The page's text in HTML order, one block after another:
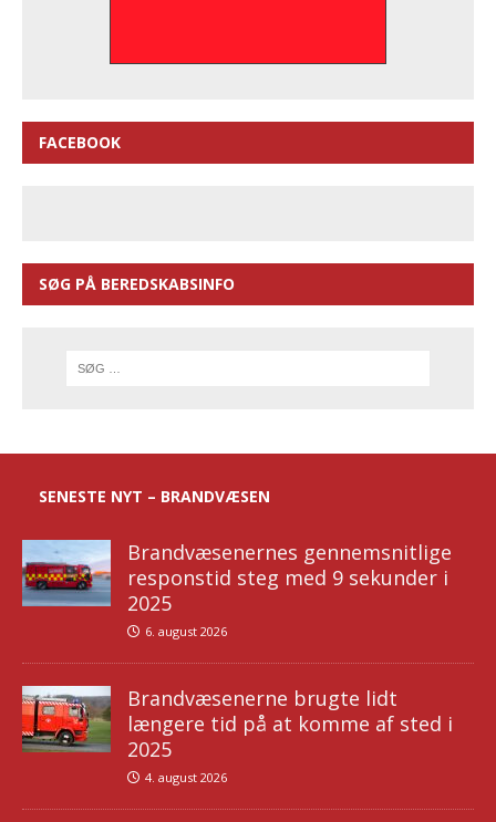
FACEBOOK
SØG PÅ BEREDSKABSINFO
SENESTE NYT – BRANDVÆSEN
Brandvæsenernes gennemsnitlige
responstid steg med 9 sekunder i
2025
6. august 2026
Brandvæsenerne brugte lidt
længere tid på at komme af sted i
2025
4. august 2026